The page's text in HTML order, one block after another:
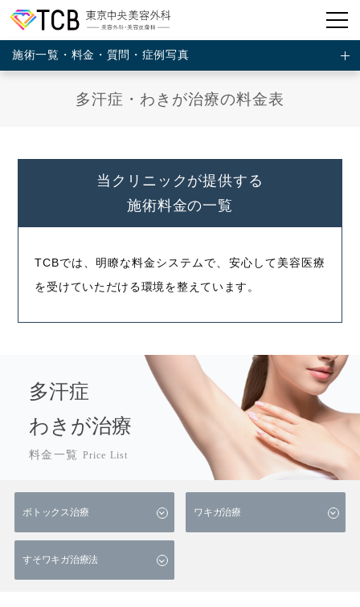
施術一覧・料金・質問・症例写真
多汗症・わきが治療の料金表
当クリニックが提供する
施術料金の一覧
TCBでは、明瞭な料金システムで、安心して美容医療
を受けていただける環境を整えています。
多汗症
わきが治療
料金一覧 Price List
ボトックス治療 ワキガ治療
すそワキガ治療法